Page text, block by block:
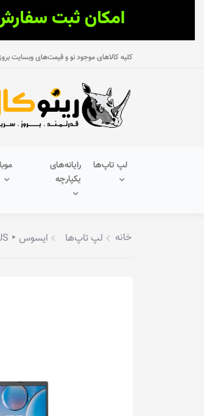
کلیه کالاهای موجود نو و قیمت‌های وبسایت
لپ تاپ‌ها
رایانه‌های
یکپارچه
خانه لپ تاپ‌ها ایسوس ‣ ASUS